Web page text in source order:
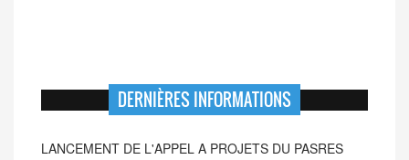
DERNIÈRES INFORMATIONS